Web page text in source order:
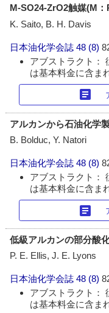
M-SO24-ZrO2触媒(M
K. Saito, B. H. Davis
日本油化学会誌 48 (8)
アブストラクト：
は基本料金に含ま
article
アルカンから石油化学
B. Bolduc, Y. Natori
日本油化学会誌 48 (8)
アブストラクト：
は基本料金に含ま
article
低級アルカンの部分酸
P. E. Ellis, J. E. Lyons
日本油化学会誌 48 (8)
アブストラクト：
は基本料金に含ま